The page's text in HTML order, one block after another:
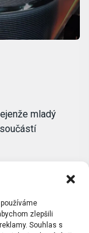
zlepšili
Souhlas s
mladý